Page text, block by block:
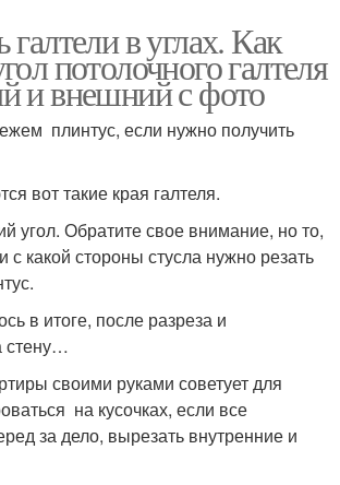
галтели в углах. Как
потолочного галтеля
и внешний с фото
плинтус, если нужно получить
вот такие края галтеля.
угол. Обратите свое внимание, но то,
с какой стороны стусла нужно резать
в итоге, после разреза и
стену…
своими руками советует для
на кусочках, если все
за дело, вырезать внутренние и